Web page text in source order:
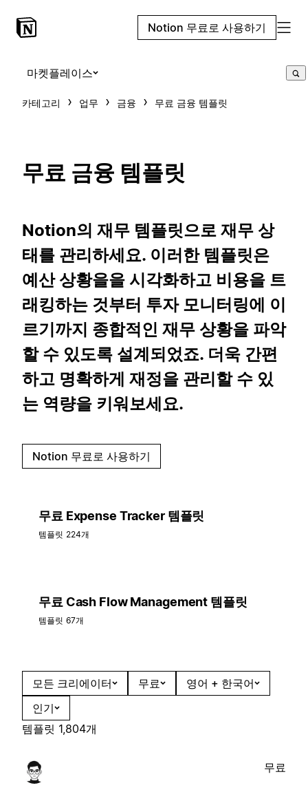
Notion 무료로 사용하기
마켓플레이스
카테고리 업무 금융 무료 금융 템플릿
무료 금융 템플릿
Notion의 재무 템플릿으로 재무 상
태를 관리하세요. 이러한 템플릿은
예산 상황을을 시각화하고 비용을 트
래킹하는 것부터 투자 모니터링에 이
르기까지 종합적인 재무 상황을 파악
할 수 있도록 설계되었죠. 더욱 간편
하고 명확하게 재정을 관리할 수 있
는 역량을 키워보세요.
Notion 무료로 사용하기
무료 Expense Tracker 템플릿
템플릿 224개
무료 Cash Flow Management 템플릿
템플릿 67개
모든 크리에이터 무료
영어 + 한국어
인기
템플릿 1,804개
무료